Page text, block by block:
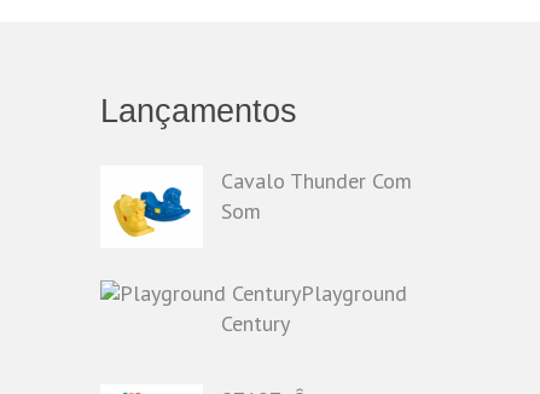
Lançamentos
Cavalo Thunder Com
Som
Playground
Century